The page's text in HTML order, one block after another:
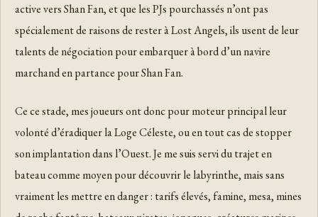
active vers Shan Fan, et que les PJs pourchassés n’ont pas
spécialement de raisons de rester à Lost Angels, ils usent de leur
talents de négociation pour embarquer à bord d’un navire
marchand en partance pour Shan Fan.
Ce ce stade, mes joueurs ont donc pour moteur principal leur
volonté d’éradiquer la Loge Céleste, ou en tout cas de stopper
son implantation dans l’Ouest. Je me suis servi du trajet en
bateau comme moyen pour découvrir le labyrinthe, mais sans
vraiment les mettre en danger : tarifs élevés, famine, mesa, mines